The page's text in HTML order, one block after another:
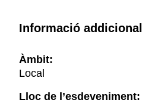
Informació addicional
Àmbit:
Local
Lloc de l’esdeveniment: